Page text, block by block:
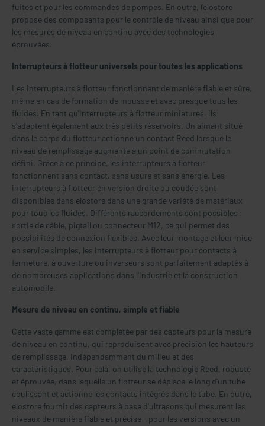
fuites et pour les commandes de pompes. En outre, l'elostore
propose des composants pour le contrôle de niveau ainsi que pour
les mesures de niveau en continu avec des technologies
éprouvées.
Interrupteurs à flotteur universels pour toutes les applications
Les interrupteurs à flotteur fonctionnent de manière fiable et sûre,
même en cas de formation de mousse et avec presque tous les
fluides. En tant qu'interrupteurs à flotteur miniatures, ils
s'adaptent également aux très petits réservoirs. Un aimant situé
dans le corps du flotteur actionne un contact Reed lorsque le
niveau de remplissage augmente à un point de commutation
défini. Grâce à ce principe, les interrupteurs à flotteur
fonctionnent sans contact, sans usure et sans énergie. Les
interrupteurs à flotteur en version droite ou coudée sont
disponibles dans elostore dans une grande variété de matériaux
pour tous les fluides. Différents raccordements sont possibles :
sortie de câble, pigtail ou connecteur M12, ce qui permet des
possibilités de connexion flexibles. Avec leur montage et leur mise
en service simples, les interrupteurs à flotteur pour contacts à
fermeture, à ouverture ou inverseurs sont parfaitement adaptés à
de nombreuses applications dans l'industrie et la construction
automobile.
Mesure de niveau en continu, simple et fiable
Cette vaste gamme est complétée par des capteurs pour la mesure
de niveau en continu, qui reproduisent avec précision les hauteurs
de remplissage, indépendamment du milieu et des
caractéristiques. Pour cela, on utilise la technologie Reed, robuste
et éprouvée, dans laquelle un flotteur se déplace le long d'un tube
coulissant et actionne les contacts intégrés dans le tube. En outre,
elostore fournit des capteurs à base d'ultrasons qui mesurent les
niveaux de manière fiable et précise - pour les versions avec un